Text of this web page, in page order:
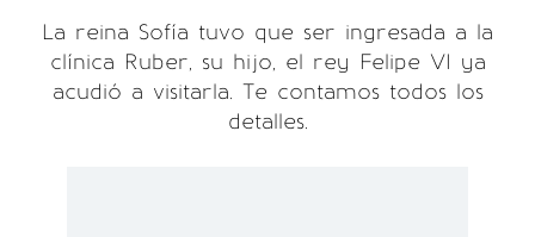
La reina Sofía tuvo que ser ingresada a la
clínica Ruber, su hijo, el rey Felipe VI ya
acudió a visitarla. Te contamos todos los
detalles.